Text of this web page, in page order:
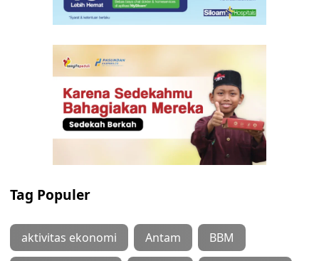
Tag Populer
aktivitas ekonomi Antam BBM